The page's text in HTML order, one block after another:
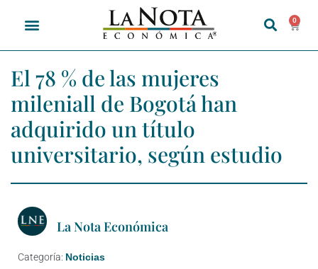
0
El 78 % de las mujeres
mileniall de Bogotá han
adquirido un título
universitario, según estudio
La Nota Económica
Categoría: Noticias